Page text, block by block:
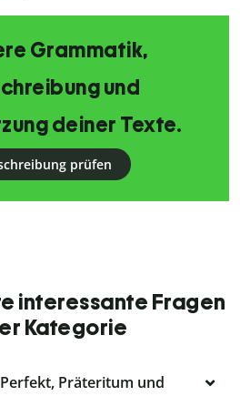
Grammatik,
und
deiner Texte.
prüfen
interessante Fragen
Kategorie
Präteritum und